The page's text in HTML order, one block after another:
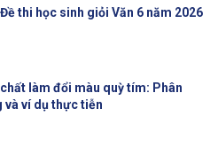
thi học sinh giỏi Văn 6 năm 2026
làm đổi màu quỳ tím: Phân
và ví dụ thực tiễn